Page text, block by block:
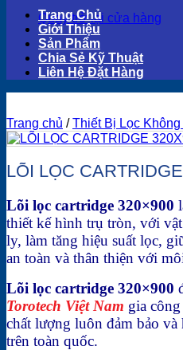
Quay trở lại cửa hàng
Trang Chủ
Giới Thiệu
Sản Phẩm
Chia Sẻ Kỹ Thuật
Liên Hệ Đặt Hàng
Trang chủ / Thiết Bị Lọc
LÕI LỌC
Lõi lọc cartridge 320×900
thiết kế hình trụ tròn, với
ly, làm tăng hiệu suất lọc,
an toàn và thân thiện với
Lõi lọc cartridge 320×900
Torotech Việt Nam gia
chất lượng luôn đảm bảo
trên toàn quốc.